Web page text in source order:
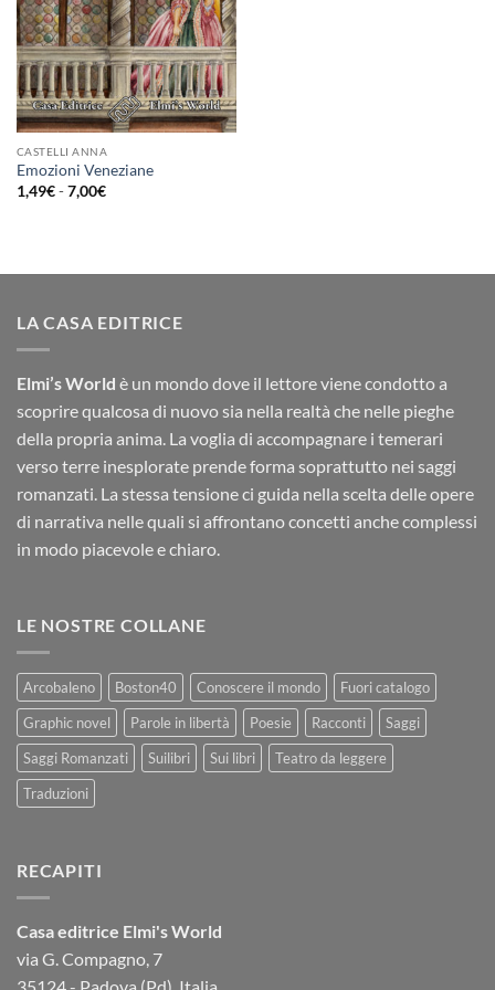
CASTELLI ANNA
Emozioni Veneziane
1,49€ - 7,00€Fascia
7,00€
LA CASA EDITRICE
Elmi’s World è un mondo dove il lettore viene condotto a
scoprire qualcosa di nuovo sia nella realtà che nelle pieghe
della propria anima. La voglia di accompagnare i temerari
verso terre inesplorate prende forma soprattutto nei saggi
romanzati. La stessa tensione ci guida nella scelta delle opere
di narrativa nelle quali si affrontano concetti anche complessi
in modo piacevole e chiaro.
LE NOSTRE COLLANE
Arcobaleno Boston40 Conoscere il mondo
Fuori catalogo
Graphic novel
Parole in libertà Poesie Racconti
Saggi
Saggi Romanzati
Suilibri Sui libri
Teatro da leggere
Traduzioni
RECAPITI
Casa editrice Elmi's World
via G. Compagno, 7
35124 - Padova (Pd), Italia